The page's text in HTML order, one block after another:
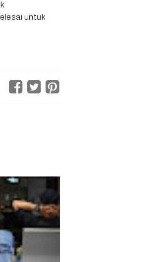
untuk